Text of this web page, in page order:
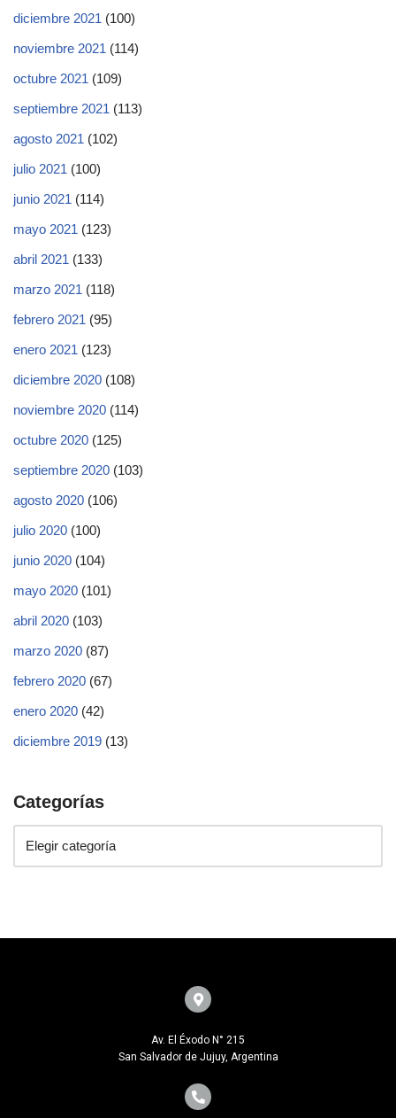
diciembre 2021 (100)
noviembre 2021 (114)
octubre 2021 (109)
septiembre 2021 (113)
agosto 2021 (102)
julio 2021 (100)
junio 2021 (114)
mayo 2021 (123)
abril 2021 (133)
marzo 2021 (118)
febrero 2021 (95)
enero 2021 (123)
diciembre 2020 (108)
noviembre 2020 (114)
octubre 2020 (125)
septiembre 2020 (103)
agosto 2020 (106)
julio 2020 (100)
junio 2020 (104)
mayo 2020 (101)
abril 2020 (103)
marzo 2020 (87)
febrero 2020 (67)
enero 2020 (42)
diciembre 2019 (13)
Categorías
Av. El Éxodo N° 215
San Salvador de Jujuy, Argentina